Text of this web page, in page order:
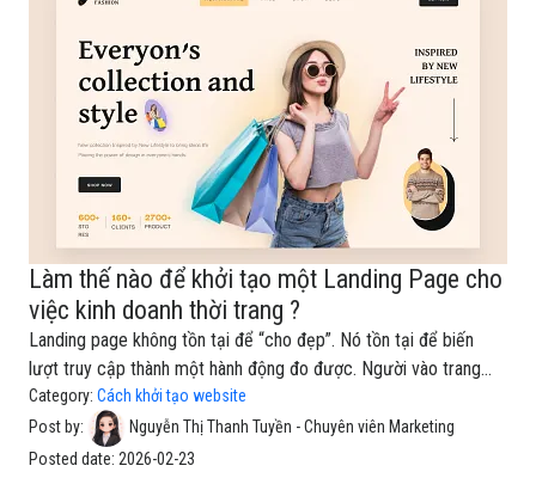
gì để bắt đầu tạo GA4?Trước khi bắt đầu, bạn chỉ cần 3 thứ: Tài
khoản Google (Gmail) để đăng nhập Analytics Quyền chỉnh sửa
website (hoặc có
Làm thế nào để khởi tạo một Landing Page cho
việc kinh doanh thời trang ?
Landing page không tồn tại để “cho đẹp”. Nó tồn tại để biến
lượt truy cập thành một hành động đo được. Người vào trang
không cần xem bạn có bao nhiêu thứ hay ho, họ cần một câu trả
lời nhanh: “Mình nên làm gì tiếp theo?”Vì vậy, một landing page
đúng nghĩa sẽ tập trung vào một mục tiêu duy nhất: để lại thông
Category: Cách khởi tạo website
Post by:
Nguyễn Thị Thanh Tuyền - Chuyên viên Marketing
Posted date: 2026-02-23